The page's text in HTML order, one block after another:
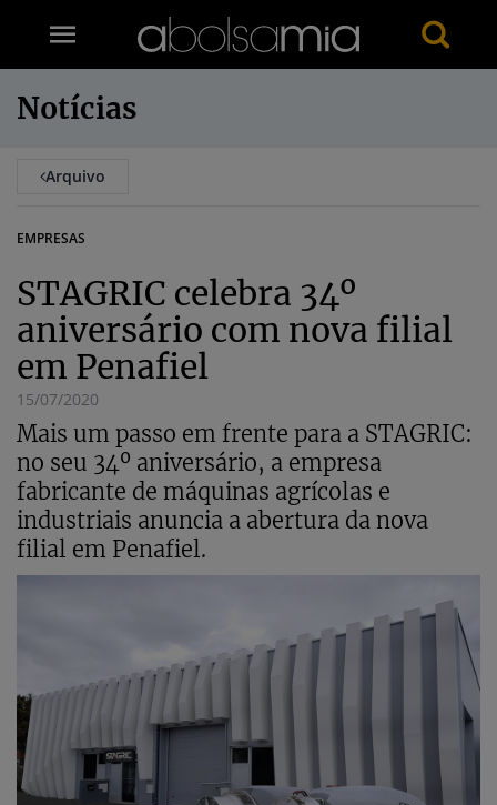
Notícias
Arquivo
EMPRESAS
STAGRIC celebra 34º
aniversário com nova filial
em Penafiel
15/07/2020
Mais um passo em frente para a STAGRIC:
no seu 34º aniversário, a empresa
fabricante de máquinas agrícolas e
industriais anuncia a abertura da nova
filial em Penafiel.